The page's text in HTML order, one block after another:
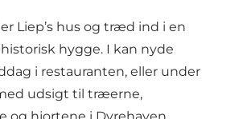
Liep’s hus og træd ind i en
hygge. I kan nyde
i restauranten, eller under
udsigt til træerne,